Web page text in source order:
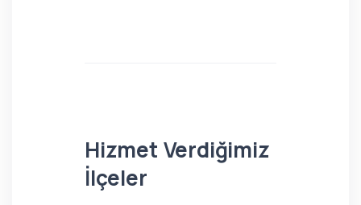
Hizmet Verdiğimiz
İlçeler